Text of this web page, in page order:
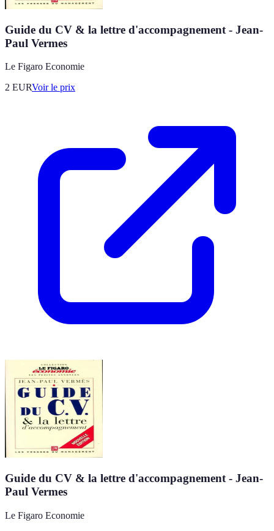
Guide du CV & la lettre d'accompagnement - Jean-
Paul Vermes
Le Figaro Economie
2 EURVoir le prix
Guide du CV & la lettre d'accompagnement - Jean-
Paul Vermes
Le Figaro Economie